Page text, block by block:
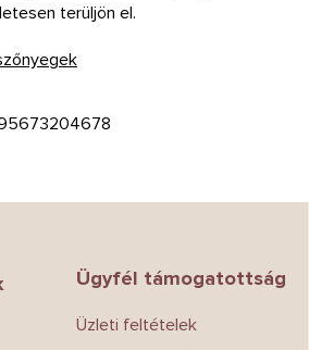
terüljön el.
Ügyfél támogatottság
Üzleti feltételek